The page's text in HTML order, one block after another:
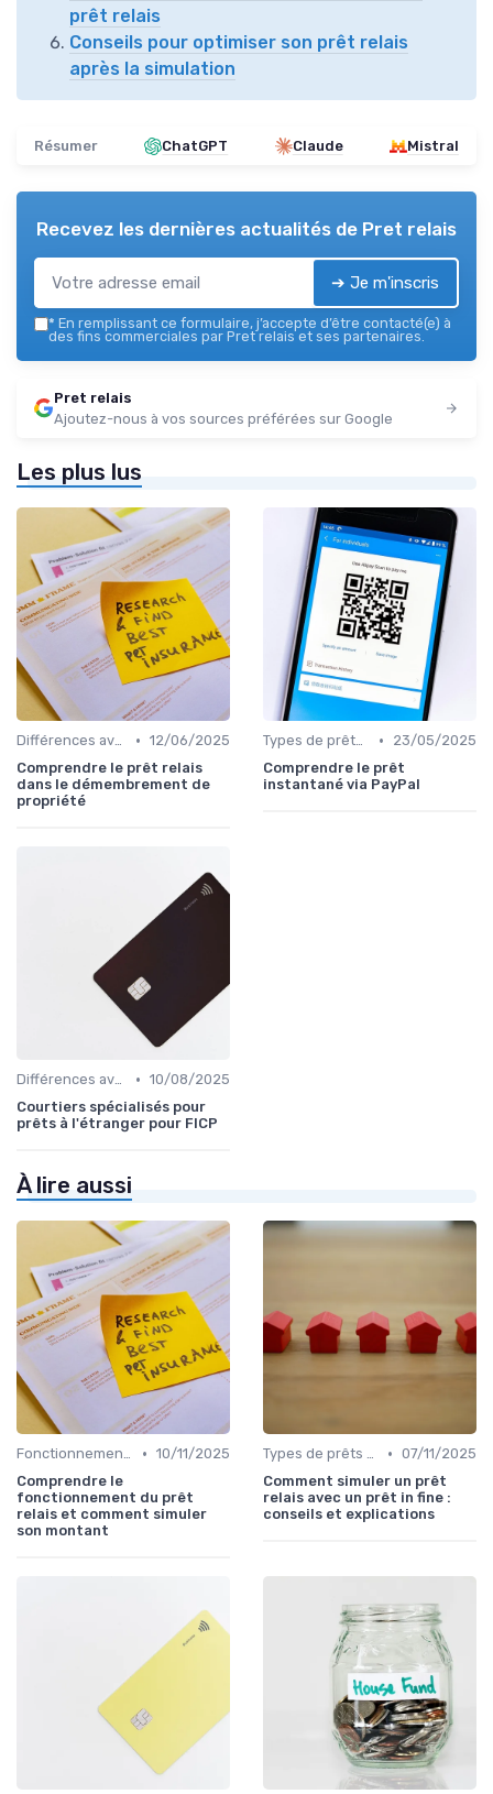
prêt relais
Conseils pour optimiser son prêt relais
après la simulation
Résumer ChatGPT Claude Mistral
Recevez les dernières actualités de Pret relais
➔ Je m'inscris
* En remplissant ce formulaire, j’accepte d’être contacté(e) à
des fins commerciales par Pret relais et ses partenaires.
Pret relais
Ajoutez-nous à vos sources préférées sur Google
Les plus lus
Différences avec d'autres prêts immobiliers • 12/06/2025
Comprendre le prêt relais
dans le démembrement de
propriété
Types de prêts relais •
23/05/2025
Comprendre le prêt
instantané via PayPal
Différences avec d'autres prêts immobiliers • 10/08/2025
Courtiers spécialisés pour
prêts à l'étranger pour FICP
À lire aussi
Fonctionnement du prêt relais • 10/11/2025
Comprendre le
fonctionnement du prêt
relais et comment simuler
son montant
Types de prêts relais • 07/11/2025
Comment simuler un prêt
relais avec un prêt in fine :
conseils et explications